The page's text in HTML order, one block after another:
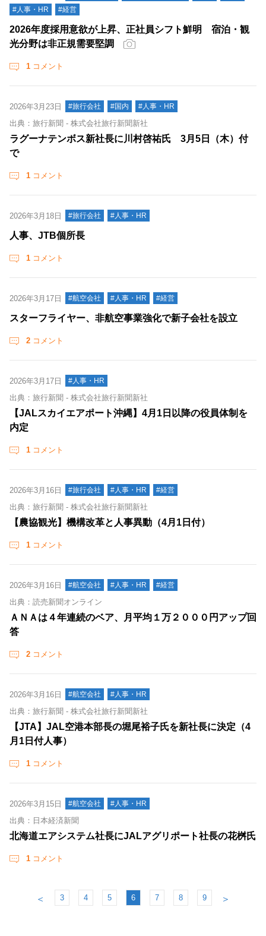
#人事・HR
#経営
2026年度採用意欲が上昇、正社員シフト鮮明 宿泊・観
光分野は非正規需要堅調
1 コメント
2026年3月23日 #旅行会社 #国内 #人事・HR
出典：旅行新聞 - 株式会社旅行新聞新社
ラグーナテンボス新社長に川村啓祐氏 3月5日（木）付
で
1 コメント
2026年3月18日 #旅行会社 #人事・HR
人事、JTB個所長
1 コメント
2026年3月17日 #航空会社 #人事・HR #経営
スターフライヤー、非航空事業強化で新子会社を設立
2 コメント
2026年3月17日 #人事・HR
出典：旅行新聞 - 株式会社旅行新聞新社
【JALスカイエアポート沖縄】4月1日以降の役員体制を
内定
1 コメント
2026年3月16日 #旅行会社 #人事・HR #経営
出典：旅行新聞 - 株式会社旅行新聞新社
【農協観光】機構改革と人事異動（4月1日付）
1 コメント
2026年3月16日 #航空会社 #人事・HR #経営
出典：読売新聞オンライン
ＡＮＡは４年連続のベア、月平均１万２０００円アップ回
答
2 コメント
2026年3月16日 #航空会社 #人事・HR
出典：旅行新聞 - 株式会社旅行新聞新社
【JTA】JAL空港本部長の堀尾裕子氏を新社長に決定（4
月1日付人事）
1 コメント
2026年3月15日 #航空会社 #人事・HR
出典：日本経済新聞
北海道エアシステム社長にJALアグリポート社長の花桝氏
1 コメント
＜ 3 4 5 6 7 8 9 ＞